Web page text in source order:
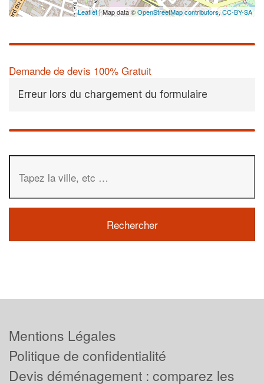
Leaflet| Map data ©OpenStreetMap contributors,CC-BY-SA
Demande de devis 100% Gratuit
Erreur lors du chargement du formulaire
Mentions Légales
Politique de confidentialité
Devis déménagement : comparez les